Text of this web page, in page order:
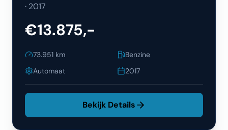
· 2017
€13.875,-
73.951 km
Benzine
Automaat
2017
Bekijk Details